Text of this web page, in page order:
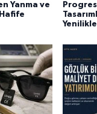
Yanma ve